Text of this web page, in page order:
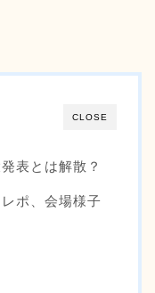
CLOSE
表とは解散？
ポ、会場様子